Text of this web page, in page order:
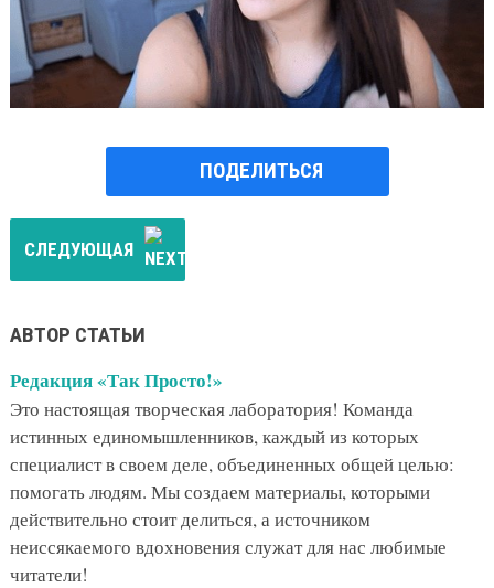
ПОДЕЛИТЬСЯ
СЛЕДУЮЩАЯ
АВТОР СТАТЬИ
Редакция «Так Просто!»
Это настоящая творческая лаборатория! Команда
истинных единомышленников, каждый из которых
специалист в своем деле, объединенных общей целью:
помогать людям. Мы создаем материалы, которыми
действительно стоит делиться, а источником
неиссякаемого вдохновения служат для нас любимые
читатели!